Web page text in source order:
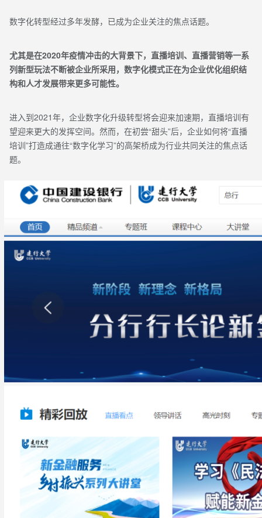
数字化转型经过多年发酵，已成为企业关注的焦点话题。
尤其是在2020年疫情冲击的大背景下，直播培训、直播营销等一系
列新型玩法不断被企业所采用，数字化模式正在为企业优化组织结
构和人才发展带来更多可能性。
进入到2021年，企业数字化升级转型将会迎来加速期，直播培训有
望迎来更大的发挥空间。然而，在初尝“甜头”后，企业如何将“直播
培训”打造成通往“数字化学习”的高架桥成为行业共同关注的焦点话
题。